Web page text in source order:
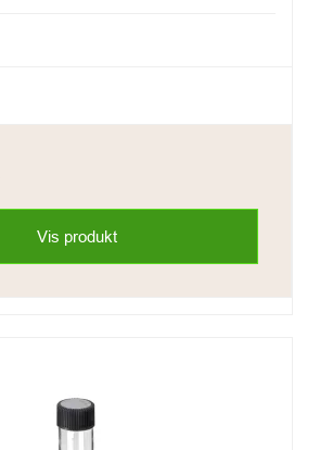
Vis produkt